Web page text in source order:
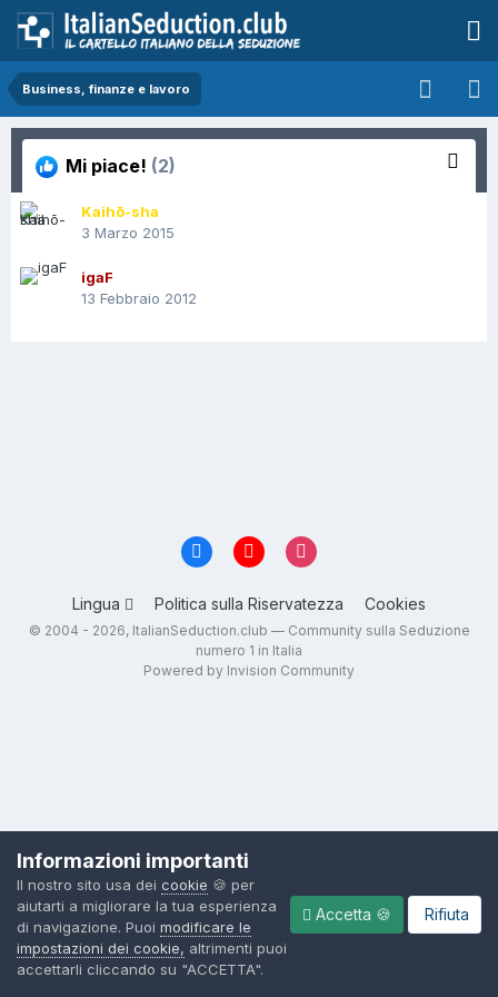
Business, finanze e lavoro
Mi piace! (2)
Kaihō-sha
3 Marzo 2015
igaF
13 Febbraio 2012
Lingua Politica sulla Riservatezza Cookies
© 2004 - 2026, ItalianSeduction.club — Community sulla Seduzione
numero 1 in Italia
Powered by Invision Community
Informazioni importanti
Il nostro sito usa dei cookie 🍪 per
aiutarti a migliorare la tua esperienza
di navigazione. Puoi modificare le
impostazioni dei cookie, altrimenti puoi
accettarli cliccando su "ACCETTA".
Accetta 🍪 Rifiuta